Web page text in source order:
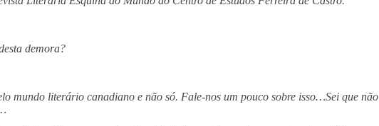
demora?
mundo literário canadiano e não só. Fale-nos um pouco sobre isso…Sei que não